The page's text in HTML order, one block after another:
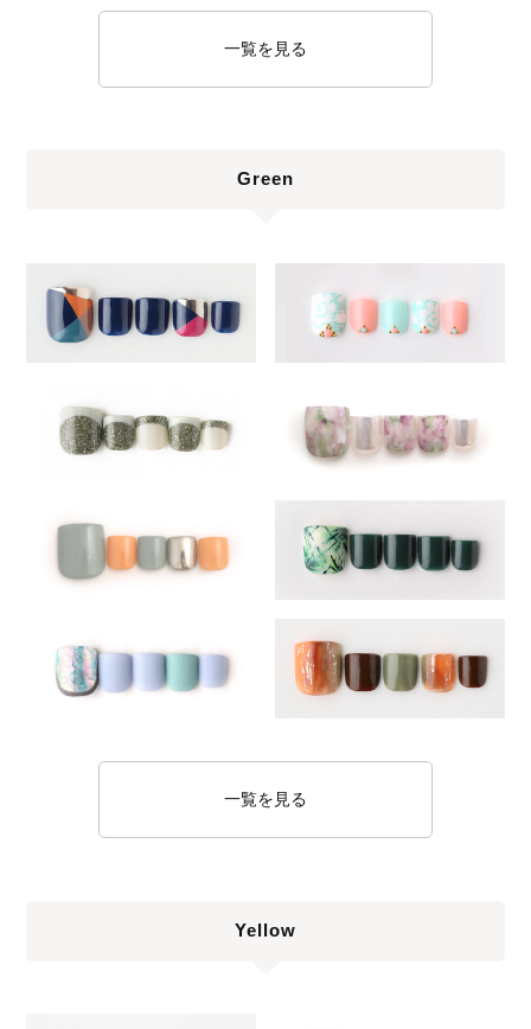
一覧を見る
Green
一覧を見る
Yellow